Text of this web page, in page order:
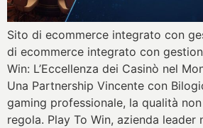
Sito di ecommerce integrato con
di ecommerce integrato con
Win: L’Eccellenza dei Casinò nel
Una Partnership Vincente con
gaming professionale, la qualità
regola. Play To Win, azienda leader